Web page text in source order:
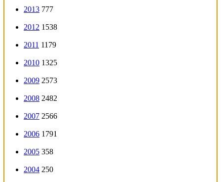
2013 777
2012 1538
2011 1179
2010 1325
2009 2573
2008 2482
2007 2566
2006 1791
2005 358
2004 250